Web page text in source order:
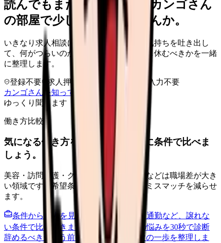
読んでもまだ苦しいなら、カンゴさん
の部屋で少し話してみませんか。
いきなり求人相談には進みません。今の気持ちを吐き出し
て、何がつらいのか、辞めるべきか、少し休むべきかを一緒
に整理します。
登録不要 求人押し売りなし
病院名は入力不要
カンゴさんを知ってから相談する
ゆっくり聞きます
働き方比較
気になる働き方を、求人を見る前に条件で比べま
しょう。
美容・訪問看護・クリニック・夜勤なしなどは職場差が大き
い領域です。希望条件を先に整理するとミスマッチを減らせ
ます。
条件から求人を見る
夜勤回数・残業・通勤など、譲れな
い条件で比較できます。
進む
職場の悩みを30秒で診断
辞めるべきか迷う前に、悩みの種類と次の一歩を整理しま